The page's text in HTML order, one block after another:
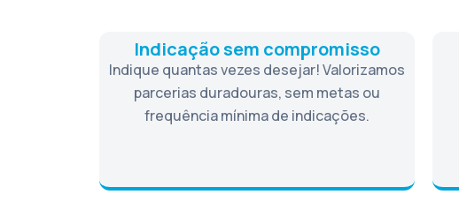
Indicação sem compromisso
Indique quantas vezes desejar! Valorizamos
parcerias duradouras, sem metas ou
frequência mínima de indicações.